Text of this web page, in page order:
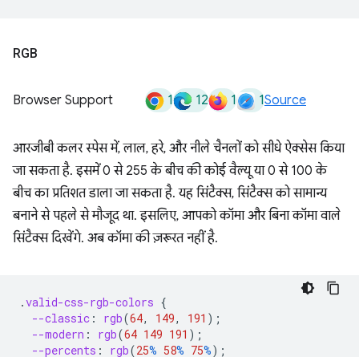
RGB
Browser Support 1 12 1 1Source
आरजीबी कलर स्पेस में, लाल, हरे, और नीले चैनलों को सीधे ऐक्सेस किया
जा सकता है. इसमें 0 से 255 के बीच की कोई वैल्यू या 0 से 100 के
बीच का प्रतिशत डाला जा सकता है. यह सिंटैक्स, सिंटैक्स को सामान्य
बनाने से पहले से मौजूद था. इसलिए, आपको कॉमा और बिना कॉमा वाले
सिंटैक्स दिखेंगे. अब कॉमा की ज़रूरत नहीं है.
.valid-css-rgb-colors {
--classic : rgb(64, 149, 191 );
--modern : rgb(64 149 191 );
--percents : rgb(25% 58% 75%);